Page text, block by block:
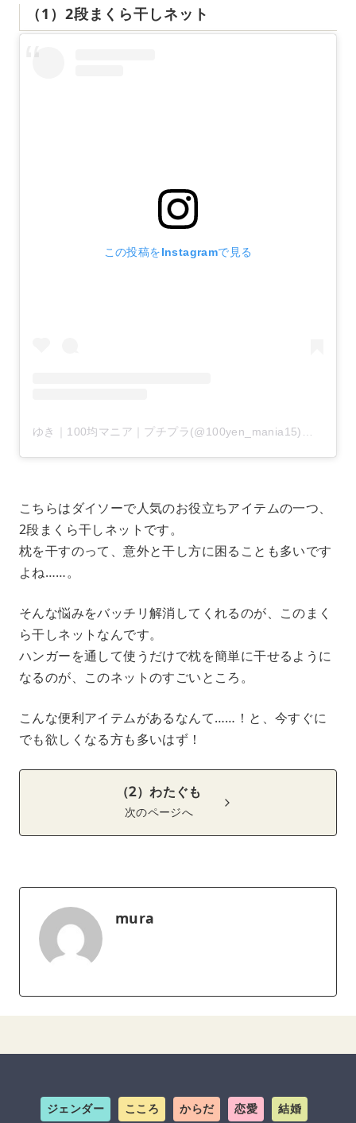
（1）2段まくら干しネット
この投稿をInstagramで見る
ゆき｜100均マニア｜プチプラ(@100yen_mania15)がシェアした投稿
こちらはダイソーで人気のお役立ちアイテムの一つ、
2段まくら干しネットです。
枕を干すのって、意外と干し方に困ることも多いです
よね……。
そんな悩みをバッチリ解消してくれるのが、このまく
ら干しネットなんです。
ハンガーを通して使うだけで枕を簡単に干せるように
なるのが、このネットのすごいところ。
こんな便利アイテムがあるなんて……！と、今すぐに
でも欲しくなる方も多いはず！
（2）わたぐも
次のページへ
mura
ジェンダー こころ からだ 恋愛 結婚